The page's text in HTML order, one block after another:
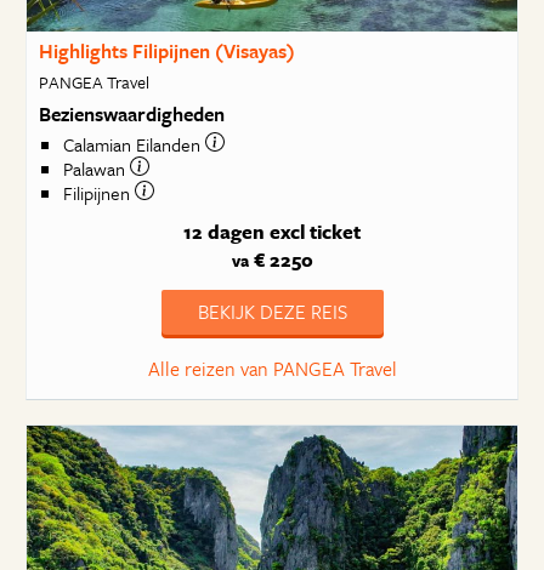
Highlights Filipijnen (Visayas)
PANGEA Travel
Bezienswaardigheden
Calamian Eilanden
Palawan
Filipijnen
12 dagen excl ticket
va€ 2250
BEKIJK DEZE REIS
Alle reizen van PANGEA Travel